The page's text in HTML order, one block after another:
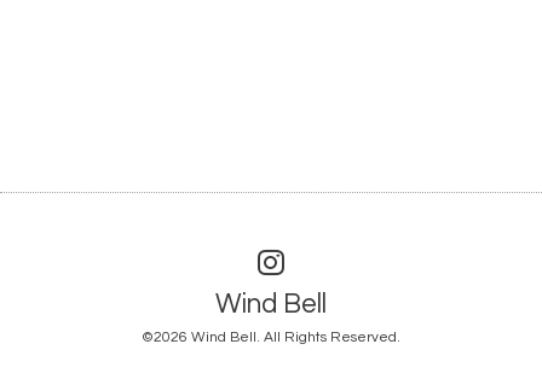
Wind Bell
©2026 Wind Bell . All Rights Reserved.